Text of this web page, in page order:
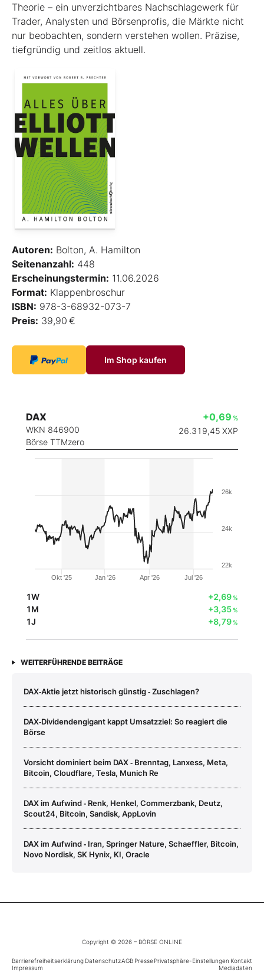
Theorie – ein unverzichtbares Nachschlagewerk für
Trader, Analysten und Börsenprofis, die Märkte nicht
nur beobachten, sondern verstehen wollen. Präzise,
tiefgründig und zeitlos aktuell.
Autoren: Bolton, A. Hamilton
Seitenanzahl: 448
Erscheinungstermin: 11.06.2026
Format: Klappenbroschur
ISBN: 978-3-68932-073-7
Preis: 39,90 €
Im Shop kaufen
DAX
WKN 846900
Börse TTMzero
+0,69 %
26.319,45 XXP
Okt '25 Jan '26 Apr '26 Jul '26
22k
24k
26k
1W +2,69%
1M +3,35%
1J +8,79%
WEITERFÜHRENDE BEITRÄGE
DAX‑Aktie jetzt historisch günstig ‑ Zuschlagen?
DAX‑Dividendengigant kappt Umsatzziel: So reagiert die
Börse
Vorsicht dominiert beim DAX ‑ Brenntag, Lanxess, Meta,
Bitcoin, Cloudflare, Tesla, Munich Re
DAX im Aufwind ‑ Renk, Henkel, Commerzbank, Deutz,
Scout24, Bitcoin, Sandisk, AppLovin
DAX im Aufwind ‑ Iran, Springer Nature, Schaeffler, Bitcoin,
Novo Nordisk, SK Hynix, KI, Oracle
Copyright © 2026 – BÖRSE ONLINE
Barrierefreiheitserklärung DatenschutzAGB PressePrivatsphäre-Einstellungen Kontakt
Impressum
Mediadaten